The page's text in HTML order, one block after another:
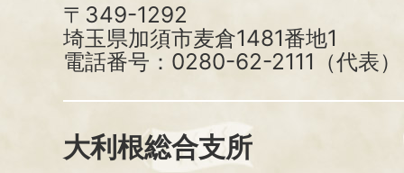
〒349-1292
埼玉県加須市麦倉1481番地1
電話番号：0280-62-2111（代表）
大利根総合支所